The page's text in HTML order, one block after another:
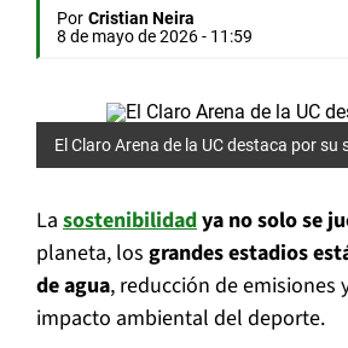
Por Cristian Neira
8 de mayo de 2026 - 11:59
El Claro Arena de la UC destaca por
La sostenibilidadya no solo se
planeta, los grandes estadios
de agua, reducción de emisiones
impacto ambiental del deporte.